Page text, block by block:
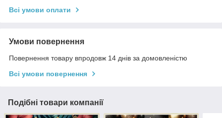
Всі умови оплати
Умови повернення
Повернення товару впродовж 14 днів за домовленістю
Всі умови повернення
Подібні товари компанії